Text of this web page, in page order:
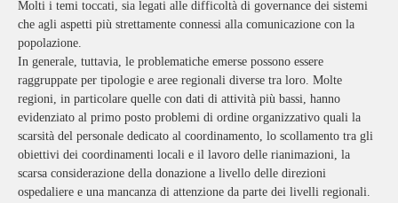
Molti i temi toccati, sia legati alle difficoltà di governance dei sistemi
che agli aspetti più strettamente connessi alla comunicazione con la
popolazione.
In generale, tuttavia, le problematiche emerse possono essere
raggruppate per tipologie e aree regionali diverse tra loro. Molte
regioni, in particolare quelle con dati di attività più bassi, hanno
evidenziato al primo posto problemi di ordine organizzativo quali la
scarsità del personale dedicato al coordinamento, lo scollamento tra gli
obiettivi dei coordinamenti locali e il lavoro delle rianimazioni, la
scarsa considerazione della donazione a livello delle direzioni
ospedaliere e una mancanza di attenzione da parte dei livelli regionali.